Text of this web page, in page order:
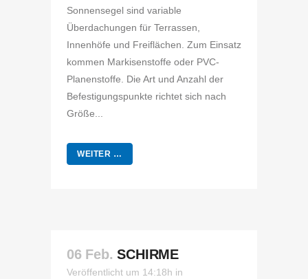
Sonnensegel sind variable
Überdachungen für Terrassen,
Innenhöfe und Freiflächen. Zum Einsatz
kommen Markisenstoffe oder PVC-
Planenstoffe. Die Art und Anzahl der
Befestigungspunkte richtet sich nach
Größe...
WEITER …
06 Feb. SCHIRME
Veröffentlicht um 14:18h in